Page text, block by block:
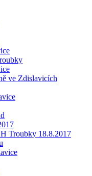
ve Zdislavicích
Troubky 18.8.2017